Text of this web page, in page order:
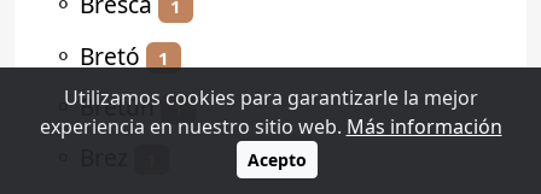
1
⚬ Bretó 1
⚬Bretún 1
Utilizamos cookies para garantizarle la mejor
experiencia en nuestro sitio web. Más información
Acepto